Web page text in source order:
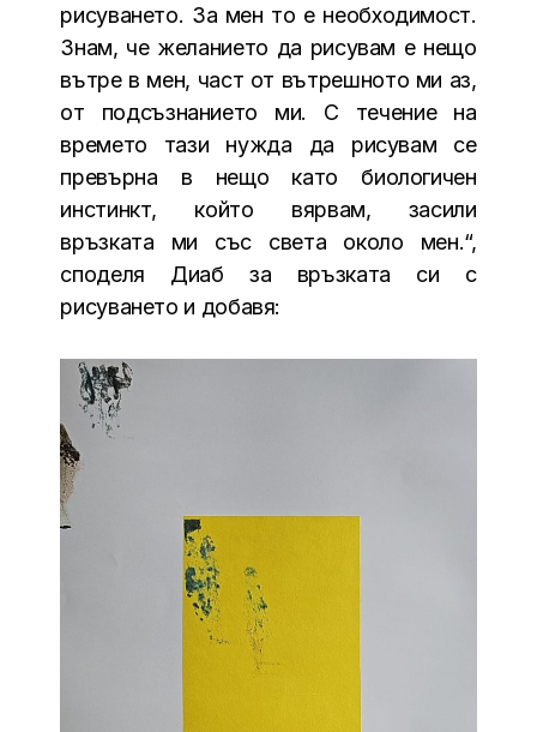
рисуването. За мен то е необходимост.
Знам, че желанието да рисувам е нещо
вътре в мен, част от вътрешното ми аз,
от подсъзнанието ми. С течение на
времето тази нужда да рисувам се
превърна в нещо като биологичен
инстинкт, който вярвам, засили
връзката ми със света около мен.“,
споделя Диаб за връзката си с
рисуването и добавя: